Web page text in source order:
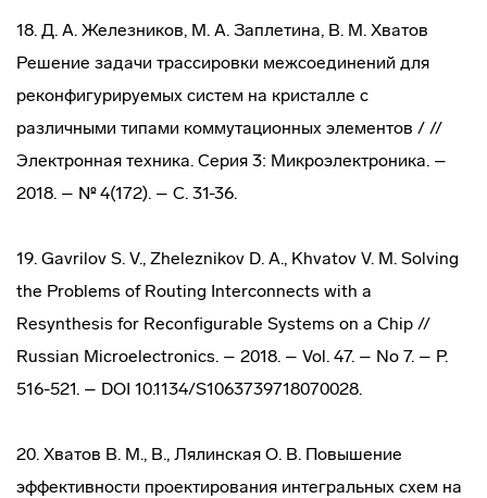
18. Д. А. Железников, М. А. Заплетина, В. М. Хватов
Решение задачи трассировки межсоединений для
реконфигурируемых систем на кристалле с
различными типами коммутационных элементов / //
Электронная техника. Серия 3: Микроэлектроника. –
2018. – № 4(172). – С. 31-36.
19. Gavrilov S. V., Zheleznikov D. A., Khvatov V. M. Solving
the Problems of Routing Interconnects with a
Resynthesis for Reconfigurable Systems on a Chip //
Russian Microelectronics. – 2018. – Vol. 47. – No 7. – P.
516-521. – DOI 10.1134/S1063739718070028.
20. Хватов В. М., В., Лялинская О. В. Повышение
эффективности проектирования интегральных схем на